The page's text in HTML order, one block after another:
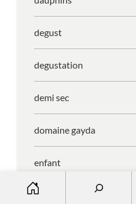
degust
degustation
demi sec
domaine gayda
enfant
entreprise